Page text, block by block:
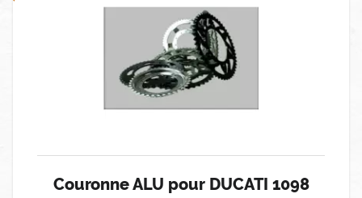
Couronne ALU pour DUCATI 1098